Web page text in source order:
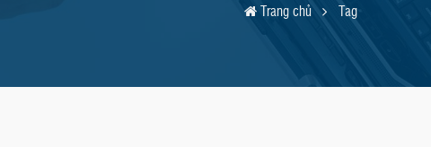
Trang chủ Tag